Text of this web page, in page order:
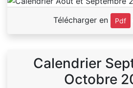
Télécharger en Pdf
Calendrier
Octobre